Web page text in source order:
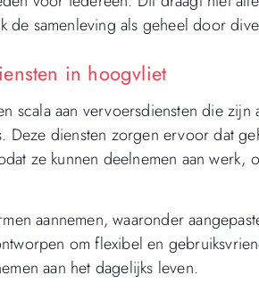
de samenleving als geheel door
in hoogvliet
scala aan vervoersdiensten die zijn
Deze diensten zorgen ervoor dat
ze kunnen deelnemen aan werk,
aannemen, waaronder
om flexibel en
aan het dagelijks leven.